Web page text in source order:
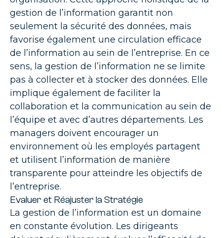
gestion de l’information garantit non
seulement la sécurité des données, mais
favorise également une circulation efficace
de l’information au sein de l’entreprise. En ce
sens, la gestion de l’information ne se limite
pas à collecter et à stocker des données. Elle
implique également de faciliter la
collaboration et la communication au sein de
l’équipe et avec d’autres départements. Les
managers doivent encourager un
environnement où les employés partagent
et utilisent l’information de manière
transparente pour atteindre les objectifs de
l’entreprise.
Evaluer et Réajuster la Stratégie
La gestion de l’information est un domaine
en constante évolution. Les dirigeants